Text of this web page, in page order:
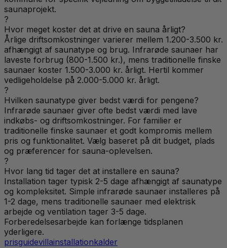
saunaprojekt.
?
Hvor meget koster det at drive en sauna årligt?
Årlige driftsomkostninger varierer mellem 1.200-3.500 kr.
afhængigt af saunatype og brug. Infrarøde saunaer har
laveste forbrug (800-1.500 kr.), mens traditionelle finske
saunaer koster 1.500-3.000 kr. årligt. Hertil kommer
vedligeholdelse på 2.000-5.000 kr. årligt.
?
Hvilken saunatype giver bedst værdi for pengene?
Infrarøde saunaer giver ofte bedst værdi med lave
indkøbs- og driftsomkostninger. For familier er
traditionelle finske saunaer et godt kompromis mellem
pris og funktionalitet. Vælg baseret på dit budget, plads
og præferencer for sauna-oplevelsen.
?
Hvor lang tid tager det at installere en sauna?
Installation tager typisk 2-5 dage afhængigt af saunatype
og kompleksitet. Simple infrarøde saunaer installeres på
1-2 dage, mens traditionelle saunaer med elektrisk
arbejde og ventilation tager 3-5 dage.
Forberedelsesarbejde kan forlænge tidsplanen
yderligere.
prisguidevillainstallationkalder